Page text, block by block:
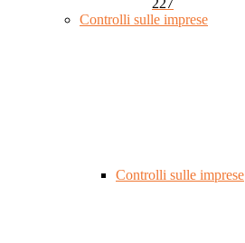
227
Controlli sulle imprese
Controlli sulle imprese